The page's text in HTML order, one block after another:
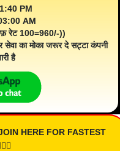
PM
AM
रेट 100=960/-))
सेवा का मोका जरूर दे सट्टा कंपनी
है
HERE FOR FASTEST